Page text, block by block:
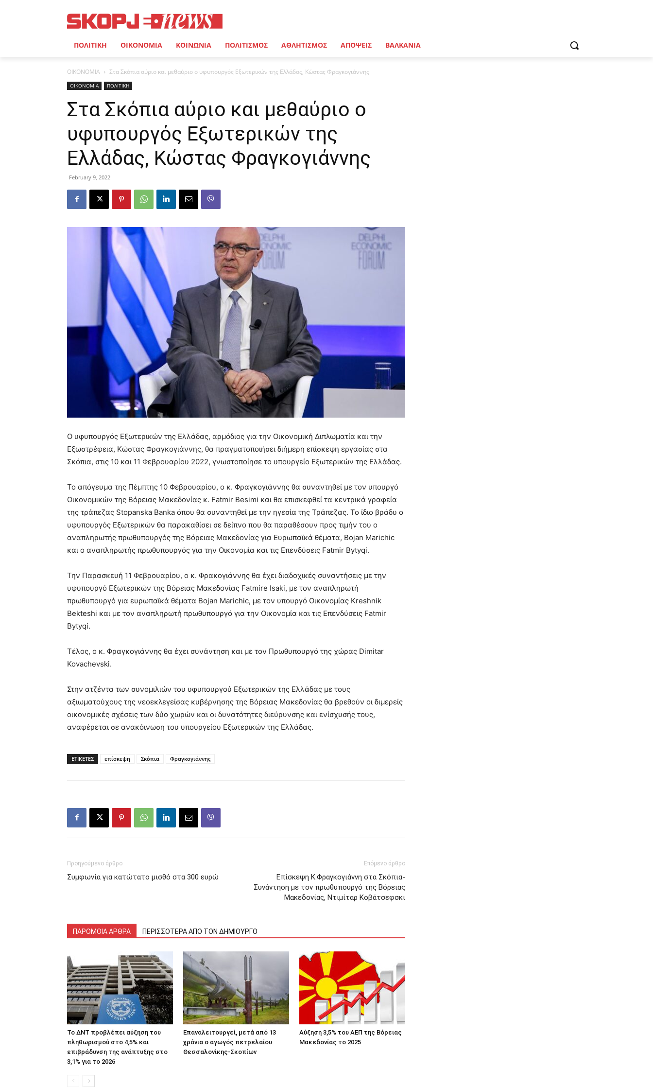
ΠΟΛΙΤΙΚΗ ΟΙΚΟΝΟΜΙΑ ΚΟΙΝΩΝΙΑ ΠΟΛΙΤΙΣΜΟΣ ΑΘΛΗΤΙΣΜΟΣ ΑΠΟΨΕΙΣ ΒΑΛΚΑΝΙΑ
ΟΙΚΟΝΟΜΙΑ Στα Σκόπια αύριο και μεθαύριο ο υφυπουργός Εξωτερικών της Ελλάδας, Κώστας Φραγκογιάννης
ΟΙΚΟΝΟΜΙΑ ΠΟΛΙΤΙΚΗ
Στα Σκόπια αύριο και μεθαύριο ο
υφυπουργός Εξωτερικών της
Ελλάδας, Κώστας Φραγκογιάννης
February 9, 2022
Ο υφυπουργός Εξωτερικών της Ελλάδας, αρμόδιος για την Οικονομική Διπλωματία και την
Εξωστρέφεια, Κώστας Φραγκογιάννης, θα πραγματοποιήσει διήμερη επίσκεψη εργασίας στα
Σκόπια, στις 10 και 11 Φεβρουαρίου 2022, γνωστοποίησε το υπουργείο Εξωτερικών της Ελλάδας.
Το απόγευμα της Πέμπτης 10 Φεβρουαρίου, ο κ. Φραγκογιάννης θα συναντηθεί με τον υπουργό
Οικονομικών της Βόρειας Μακεδονίας κ. Fatmir Besimi και θα επισκεφθεί τα κεντρικά γραφεία
της τράπεζας Stopanska Banka όπου θα συναντηθεί με την ηγεσία της Τράπεζας. Το ίδιο βράδυ ο
υφυπουργός Εξωτερικών θα παρακαθίσει σε δείπνο που θα παραθέσουν προς τιμήν του ο
αναπληρωτής πρωθυπουργός της Βόρειας Μακεδονίας για Ευρωπαϊκά θέματα, Bojan Marichic
και ο αναπληρωτής πρωθυπουργός για την Οικονομία και τις Επενδύσεις Fatmir Bytyqi.
Την Παρασκευή 11 Φεβρουαρίου, ο κ. Φρακογιάννης θα έχει διαδοχικές συναντήσεις με την
υφυπουργό Εξωτερικών της Βόρειας Μακεδονίας Fatmire Isaki, με τον αναπληρωτή
πρωθυπουργό για ευρωπαϊκά θέματα Bojan Marichic, με τον υπουργό Οικονομίας Kreshnik
Bekteshi και με τον αναπληρωτή πρωθυπουργό για την Οικονομία και τις Επενδύσεις Fatmir
Bytyqi.
Τέλος, ο κ. Φραγκογιάννης θα έχει συνάντηση και με τον Πρωθυπουργό της χώρας Dimitar
Kovachevski.
Στην ατζέντα των συνομιλιών του υφυπουργού Εξωτερικών της Ελλάδας με τους
αξιωματούχους της νεοεκλεγείσας κυβέρνησης της Βόρειας Μακεδονίας θα βρεθούν οι διμερείς
οικονομικές σχέσεις των δύο χωρών και οι δυνατότητες διεύρυνσης και ενίσχυσής τους,
αναφέρεται σε ανακόινωση του υπουργείου Εξωτερικών της Ελλάδας.
ΕΤΙΚΕΤΕΣ επίσκεψη Σκόπια Φραγκογιάννης
Προηγούμενο άρθρο
Συμφωνία για κατώτατο μισθό στα 300 ευρώ
Επόμενο άρθρο
Επίσκεψη Κ.Φραγκογιάννη στα Σκόπια-
Συνάντηση με τον πρωθυπουργό της Βόρειας
Μακεδονίας, Ντιμίταρ Κοβάτσεφσκι
ΠΑΡΟΜΟΙΑ ΑΡΘΡΑ ΠΕΡΙΣΣΟΤΕΡΑ ΑΠΟ ΤΟΝ ΔΗΜΙΟΥΡΓΟ
Το ΔΝΤ προβλέπει αύξηση του
πληθωρισμού στο 4,5% και
επιβράδυνση της ανάπτυξης στο
3,1% για το 2026
Επαναλειτουργεί, μετά από 13
χρόνια ο αγωγός πετρελαίου
Θεσσαλονίκης-Σκοπίων
Αύξηση 3,5% του ΑΕΠ της Βόρειας
Μακεδονίας το 2025